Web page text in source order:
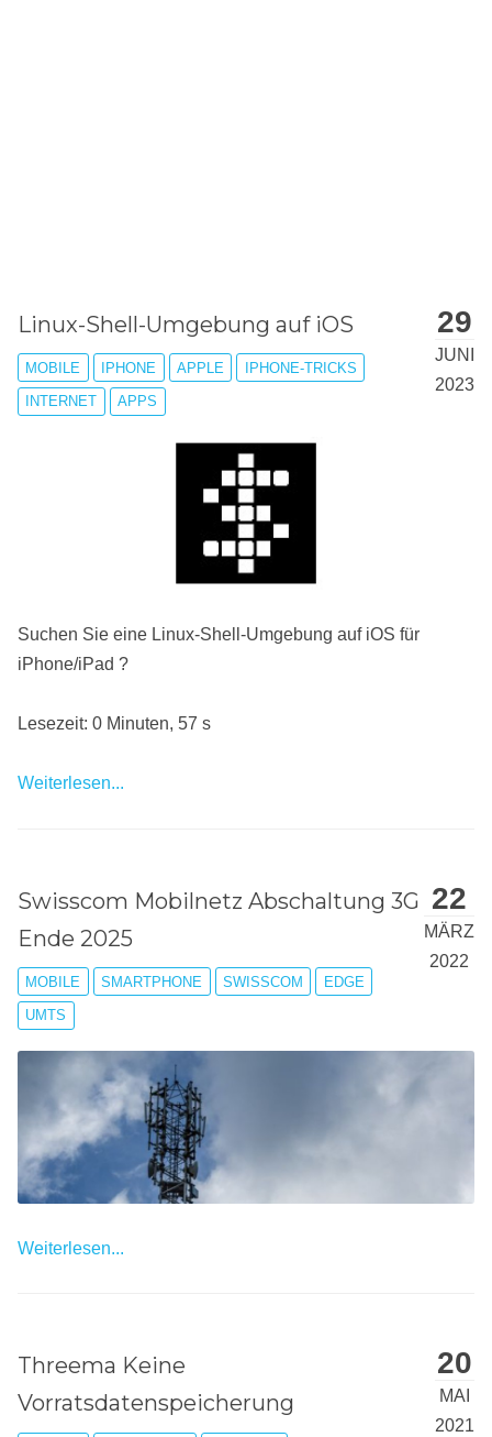
29
JUNI
2023
Linux-Shell-Umgebung auf iOS
MOBILE IPHONE APPLE IPHONE-TRICKS
INTERNET APPS
Suchen Sie eine Linux-Shell-Umgebung auf iOS für
iPhone/iPad ?
Lesezeit: 0 Minuten, 57 s
Weiterlesen...
22
MÄRZ
2022
Swisscom Mobilnetz Abschaltung 3G
Ende 2025
MOBILE SMARTPHONE SWISSCOM EDGE
UMTS
Weiterlesen...
20
MAI
2021
Threema Keine
Vorratsdatenspeicherung